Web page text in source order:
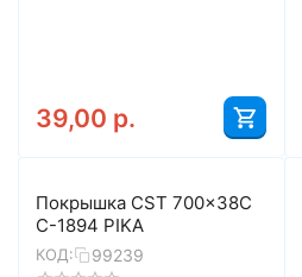
39,00 р.
Покрышка CST 700x38C
C-1894 PIKA
КОД: 99239